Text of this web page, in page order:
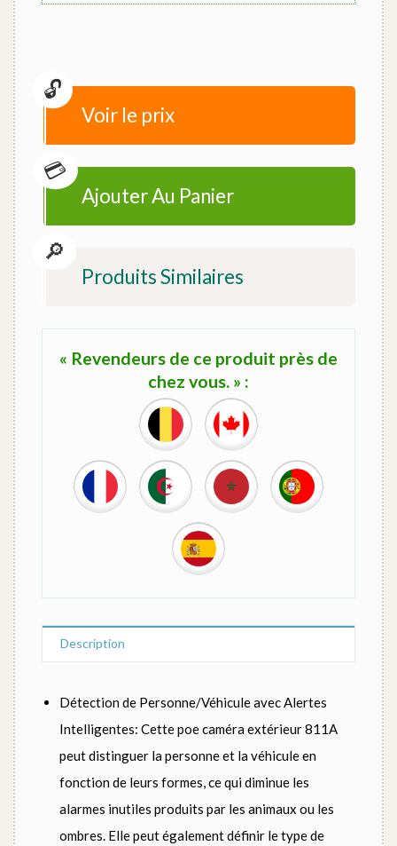
Voir le prix
Ajouter Au Panier
Produits Similaires
« Revendeurs de ce produit près de
chez vous. » :
Description
Détection de Personne/Véhicule avec Alertes
Intelligentes: Cette poe caméra extérieur 811A
peut distinguer la personne et la véhicule en
fonction de leurs formes, ce qui diminue les
alarmes inutiles produits par les animaux ou les
ombres. Elle peut également définir le type de